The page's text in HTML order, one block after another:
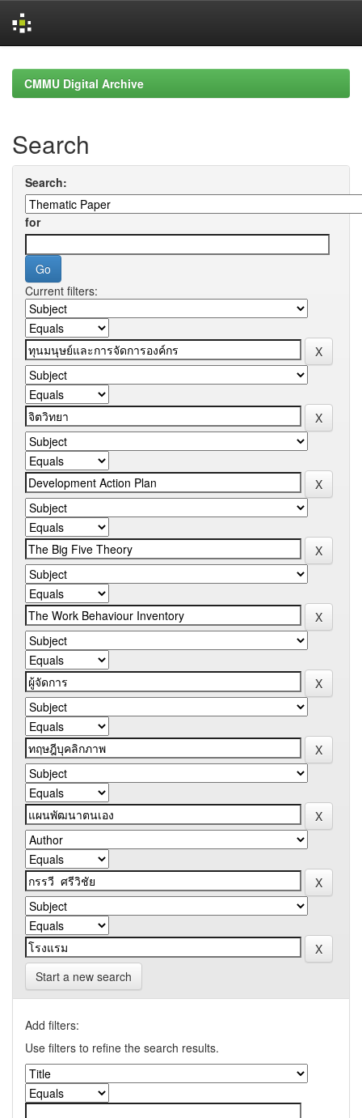
navigationCMMU Digital Archive
Search
Search:
for
Current filters:
Start a new search
Add filters:
Use filters to refine the search results.